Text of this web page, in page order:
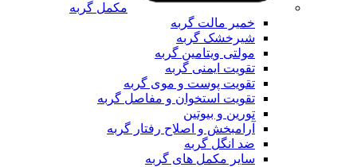
مکمل گربه
خمیر مالت گربه
شیرخشک گربه
مولتی ویتامین گربه
تقویت ایمنی گربه
تقویت پوست و موی گربه
تقویت استخوان و مفاصل گربه
تورین و بیوتین
آرامبخش و اصلاح رفتار گربه
ضد انگل گربه
سایر مکمل های گربه